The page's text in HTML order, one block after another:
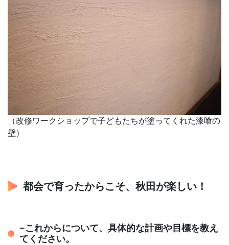
（改修ワークショップで子どもたちが塗ってくれた漆喰の
壁）
都会で育ったからこそ、秋田が楽しい！
−これからについて、具体的な計画や目標を教え
てください。